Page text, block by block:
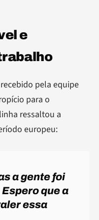
e
pela equipe
para o
ressaltou a
europeu:
a gente foi
que a
essa